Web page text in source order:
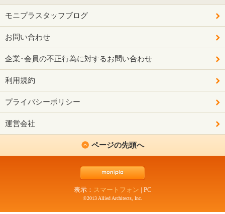
モニプラスタッフブログ
お問い合わせ
企業･会員の不正行為に対するお問い合わせ
利用規約
プライバシーポリシー
運営会社
ページの先頭へ
表示： スマートフォン | PC
©2013 Allied Architects, Inc.